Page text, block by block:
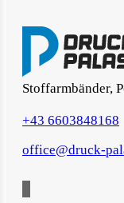
Stoffarmbänder,
+43 6603848168
office@druck-